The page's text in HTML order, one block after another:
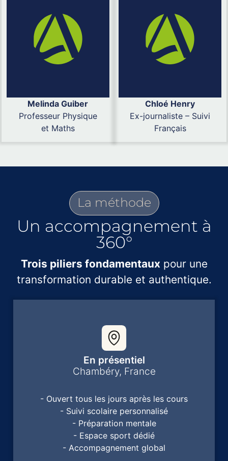
Melinda Guiber
Professeur Physique
et Maths
Chloé Henry
Ex-journaliste – Suivi
Français
La méthode
Un accompagnement à
360°
Trois piliers fondamentauxpour une
transformation durable et authentique.
En présentiel
Chambéry, France
- Ouvert tous les jours après les cours
- Suivi scolaire personnalisé
- Préparation mentale
- Espace sport dédié
- Accompagnement global